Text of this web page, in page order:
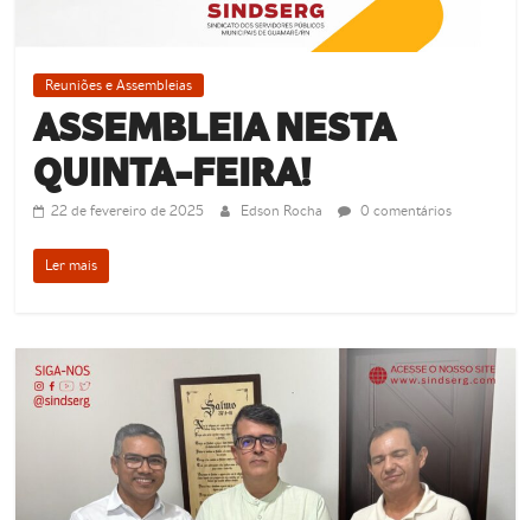
Reuniões e Assembleias
ASSEMBLEIA NESTA
QUINTA-FEIRA!
22 de fevereiro de 2025 Edson Rocha 0 comentários
Ler mais